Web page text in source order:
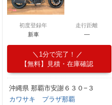
初度登録年
新車
走行距離
—
1分で完了！
【無料】見積・在庫確認
沖縄県 那覇市安謝６３０−３
カワサキ プラザ那覇